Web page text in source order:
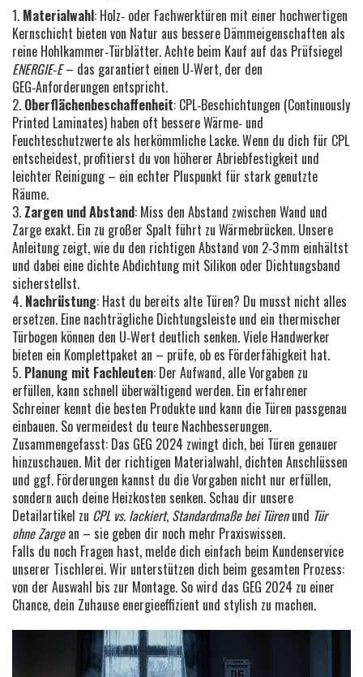
1. Materialwahl: Holz‑ oder Fachwerktüren mit einer hochwertigen
Kernschicht bieten von Natur aus bessere Dämmeigenschaften als
reine Hohlkammer‑Türblätter. Achte beim Kauf auf das Prüfsiegel
ENERGIE‑E– das garantiert einen U‑Wert, der den
GEG‑Anforderungen entspricht.
2. Oberflächenbeschaffenheit: CPL‑Beschichtungen (Continuously
Printed Laminates) haben oft bessere Wärme‑ und
Feuchteschutzwerte als herkömmliche Lacke. Wenn du dich für CPL
entscheidest, profitierst du von höherer Abriebfestigkeit und
leichter Reinigung – ein echter Pluspunkt für stark genutzte
Räume.
3. Zargen und Abstand: Miss den Abstand zwischen Wand und
Zarge exakt. Ein zu großer Spalt führt zu Wärmebrücken. Unsere
Anleitung zeigt, wie du den richtigen Abstand von 2‑3 mm einhältst
und dabei eine dichte Abdichtung mit Silikon oder Dichtungsband
sicherstellst.
4. Nachrüstung: Hast du bereits alte Türen? Du musst nicht alles
ersetzen. Eine nachträgliche Dichtungsleiste und ein thermischer
Türbogen können den U‑Wert deutlich senken. Viele Handwerker
bieten ein Komplettpaket an – prüfe, ob es Förderfähigkeit hat.
5. Planung mit Fachleuten: Der Aufwand, alle Vorgaben zu
erfüllen, kann schnell überwältigend werden. Ein erfahrener
Schreiner kennt die besten Produkte und kann die Türen passgenau
einbauen. So vermeidest du teure Nachbesserungen.
Zusammengefasst: Das GEG 2024 zwingt dich, bei Türen genauer
hinzuschauen. Mit der richtigen Materialwahl, dichten Anschlüssen
und ggf. Förderungen kannst du die Vorgaben nicht nur erfüllen,
sondern auch deine Heizkosten senken. Schau dir unsere
Detailartikel zu CPL vs. lackiert, Standardmaße bei Türenund Tür
ohne Zargean – sie geben dir noch mehr Praxiswissen.
Falls du noch Fragen hast, melde dich einfach beim Kundenservice
unserer Tischlerei. Wir unterstützen dich beim gesamten Prozess:
von der Auswahl bis zur Montage. So wird das GEG 2024 zu einer
Chance, dein Zuhause energieeffizient und stylish zu machen.